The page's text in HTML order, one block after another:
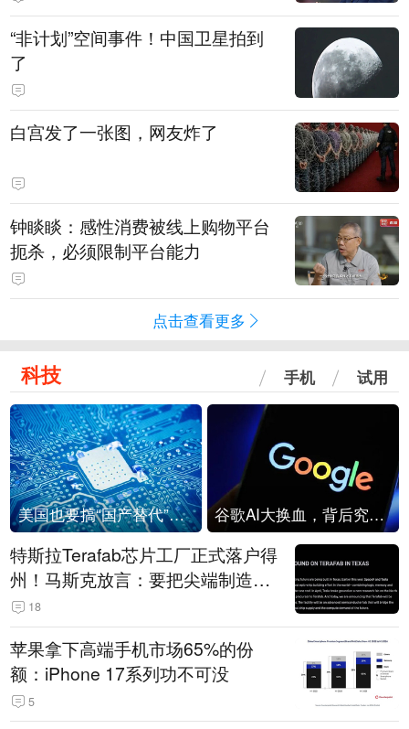
“非计划”空间事件！中国卫星拍到
了
白宫发了一张图，网友炸了
钟睒睒：感性消费被线上购物平台
扼杀，必须限制平台能力
点击查看更多
科技 手机 试用
美国也要搞“国产替代”？先算清三笔账 谷歌AI大换血，背后究竟发生了什么？
特斯拉Terafab芯片工厂正式落户得
州！马斯克放言：要把尖端制造带
回美国
18
苹果拿下高端手机市场65%的份
额：iPhone 17系列功不可没
5